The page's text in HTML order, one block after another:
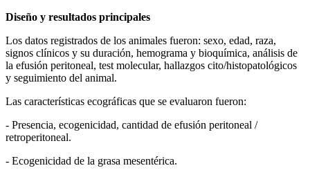
Diseño y resultados principales
Los datos registrados de los animales fueron: sexo, edad, raza,
signos clínicos y su duración, hemograma y bioquímica, análisis de
la efusión peritoneal, test molecular, hallazgos cito/histopatológicos
y seguimiento del animal.
Las características ecográficas que se evaluaron fueron:
- Presencia, ecogenicidad, cantidad de efusión peritoneal /
retroperitoneal.
- Ecogenicidad de la grasa mesentérica.